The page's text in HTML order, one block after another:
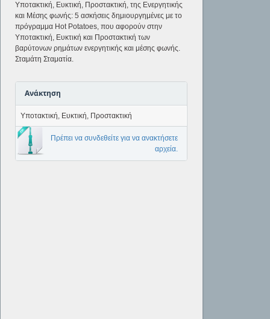
Υποτακτική, Ευκτική, Προστακτική, της Ενεργητικής
και Μέσης φωνής: 5 ασκήσεις δημιουργημένες με το
πρόγραμμα Hot Potatoes, που αφορούν στην
Υποτακτική, Ευκτική και Προστακτική των
βαρύτονων ρημάτων ενεργητικής και μέσης φωνής.
Σταμάτη Σταματία.
Ανάκτηση
Υποτακτική, Ευκτική, Προστακτική
Πρέπει να συνδεθείτε για να ανακτήσετε
αρχεία.